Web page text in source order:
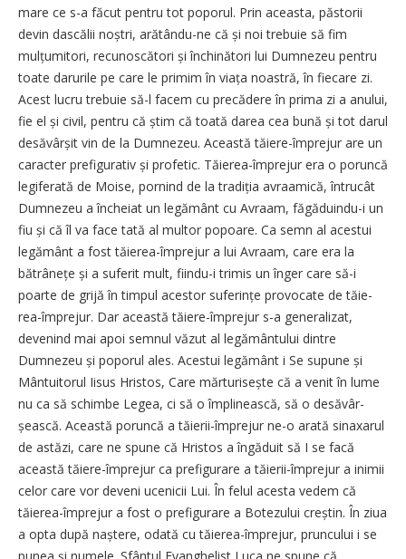
mare ce s-a făcut pentru tot poporul. Prin aceasta, păstorii
devin dascălii noștri, arătându-ne că și noi trebuie să fim
mulțumitori, recunoscători și închinători lui Dumnezeu pentru
toate darurile pe care le primim în viața noastră, în fiecare zi.
Acest lucru trebuie să-l facem cu precădere în prima zi a anului,
fie el și civil, pentru că știm că toată darea cea bună și tot darul
desăvârșit vin de la Dumnezeu. Această tăiere-împrejur are un
caracter prefigurativ și profetic. Tăierea-împrejur era o poruncă
legiferată de Moise, pornind de la tradiția avraamică, întrucât
Dumnezeu a încheiat un legământ cu Avraam, făgăduindu-i un
fiu și că îl va face tată al multor popoare. Ca semn al acestui
legământ a fost tăierea-împrejur a lui Avraam, care era la
bătrânețe și a suferit mult, fiindu-i trimis un înger care să-i
poarte de grijă în timpul acestor suferințe provocate de tă­ie­
rea-împrejur. Dar această tă­iere-împrejur s-a generalizat,
devenind mai apoi semnul văzut al legământului dintre
Dumnezeu și poporul ales. Acestui legământ i Se supune și
Mântuitorul Iisus Hristos, Care mărturisește că a venit în lume
nu ca să schimbe Legea, ci să o împlinească, să o desă­vâr­
șească. Această poruncă a tăierii-împrejur ne-o arată sinaxarul
de astăzi, care ne spune că Hristos a îngăduit să I se facă
această tăiere-împrejur ca prefigurare a tăierii-împrejur a inimii
celor care vor deveni ucenicii Lui. În felul acesta vedem că
tăierea-împrejur a fost o prefigurare a Botezului creștin. În ziua
a opta după naștere, odată cu tăierea-împrejur, pruncului i se
punea și numele. Sfântul Evanghelist Luca ne spune că